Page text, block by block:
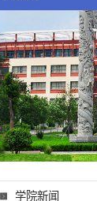
学院新闻